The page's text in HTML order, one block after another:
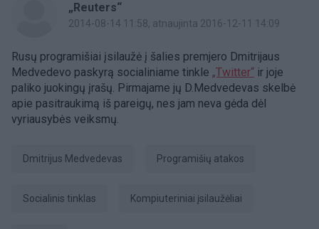
„Reuters“
2014-08-14 11:58, atnaujinta 2016-12-11 14:09
Rusų programišiai įsilaužė į šalies premjero Dmitrijaus
Medvedevo paskyrą socialiniame tinkle „Twitter“ ir joje
paliko juokingų įrašų. Pirmajame jų D.Medvedevas skelbė
apie pasitraukimą iš pareigų, nes jam neva gėda dėl
vyriausybės veiksmų.
Dmitrijus Medvedevas programišių atakos
socialinis tinklas kompiuteriniai įsilaužėliai